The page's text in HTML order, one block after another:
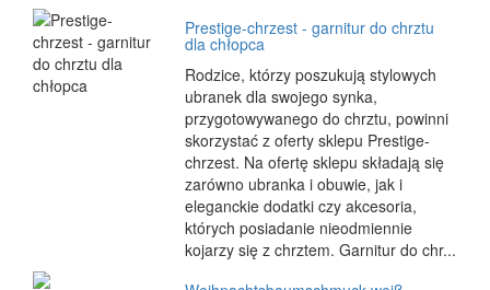
Prestige-chrzest - garnitur do chrztu
dla chłopca
Rodzice, którzy poszukują stylowych
ubranek dla swojego synka,
przygotowywanego do chrztu, powinni
skorzystać z oferty sklepu Prestige-
chrzest. Na ofertę sklepu składają się
zarówno ubranka i obuwie, jak i
eleganckie dodatki czy akcesoria,
których posiadanie nieodmiennie
kojarzy się z chrztem. Garnitur do chr...